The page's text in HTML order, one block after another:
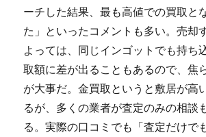
ーチした結果、最も高値での買取と
た」といったコメントも多い。売却
よっては、同じインゴットでも持ち
取額に差が出ることもあるので、焦
が大事だ。金買取というと敷居が高
るが、多くの業者が査定のみの相談
る。実際の口コミでも「査定だけで